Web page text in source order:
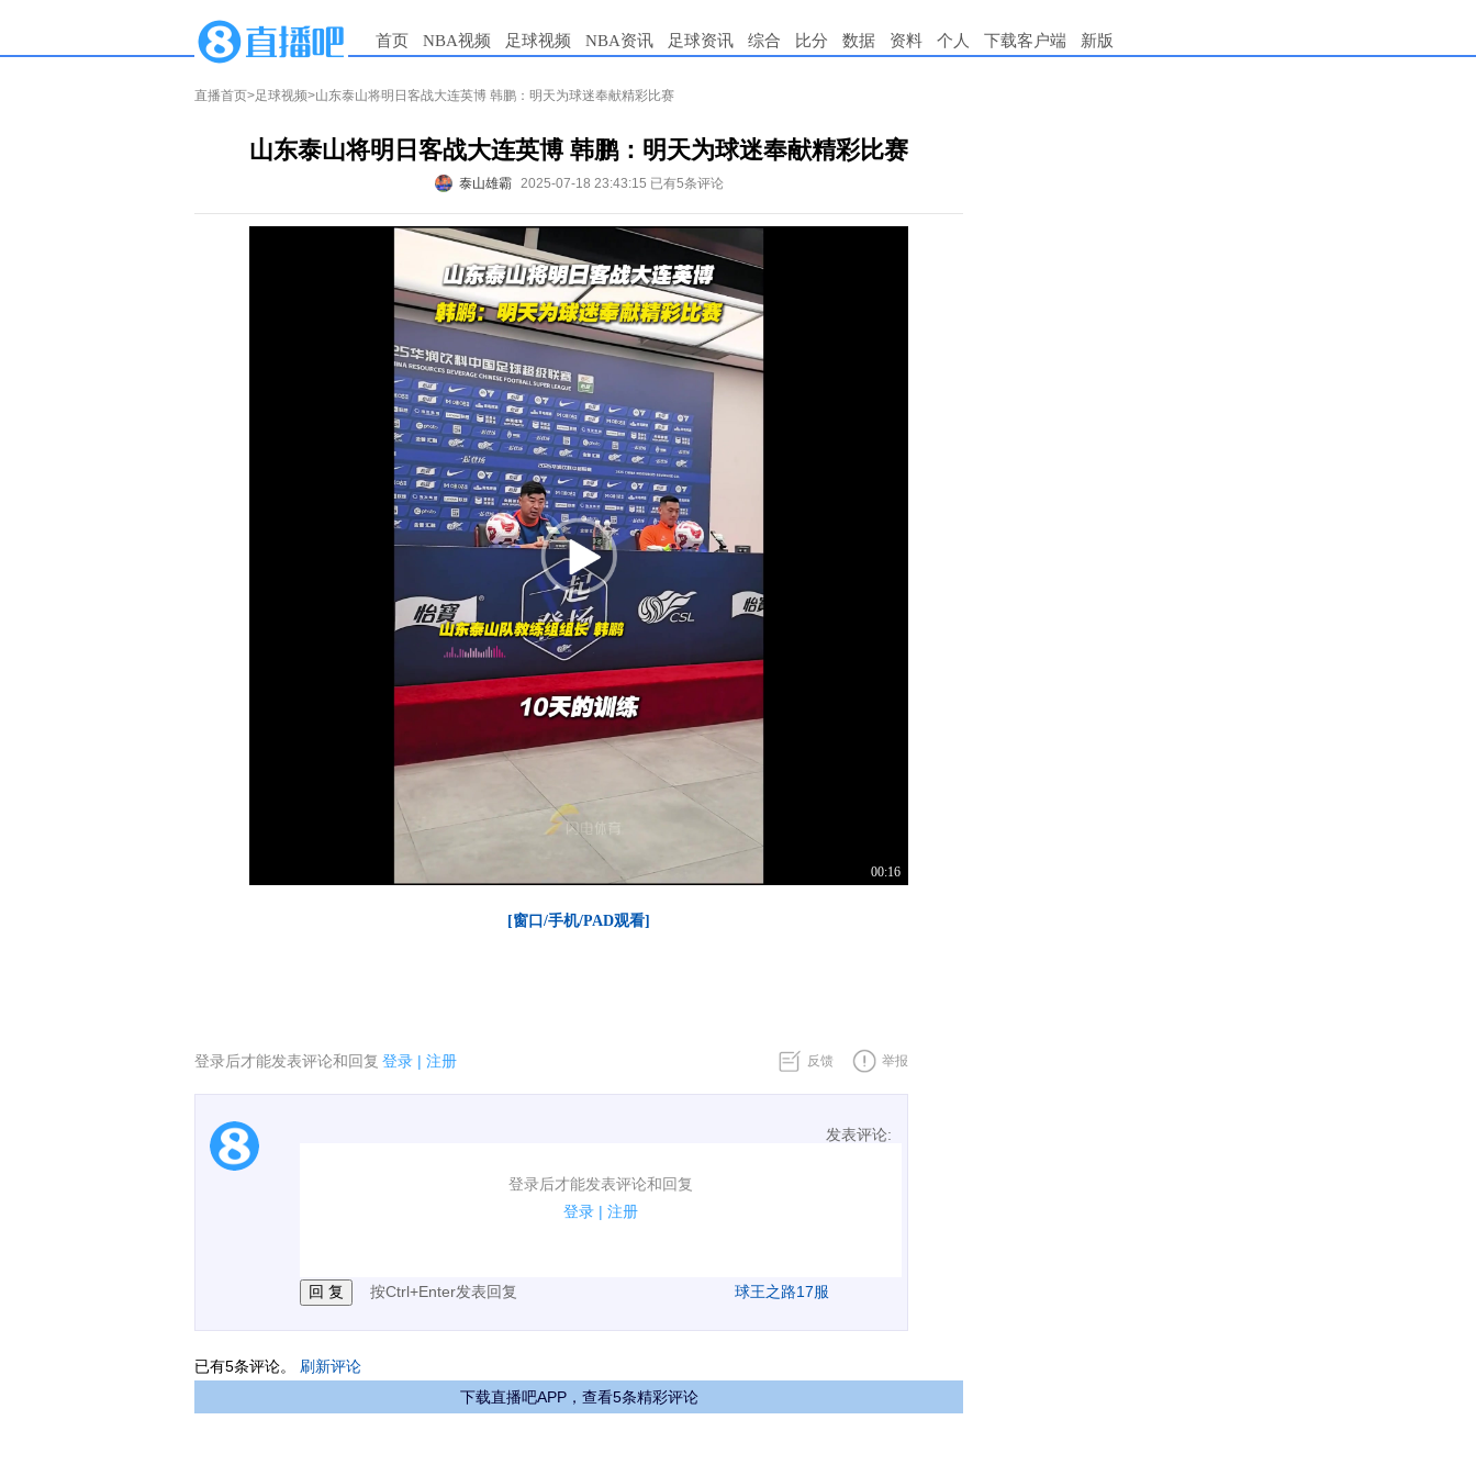
首页 NBA视频 足球视频 NBA资讯 足球资讯 综合 比分 数据 资料 个人 下载客户端 新版
直播首页>足球视频>山东泰山将明日客战大连英博 韩鹏：明天为球迷奉献精彩比赛
山东泰山将明日客战大连英博 韩鹏：明天为球迷奉献精彩比赛
泰山雄霸 2025-07-18 23:43:15 已有5条评论
00:16
[窗口/手机/PAD观看]
登录后才能发表评论和回复 登录 | 注册 反馈 举报
发表评论:
登录后才能发表评论和回复
登录 | 注册
1.电脑端新用户可以发表评论了！
按Ctrl+Enter发表回复 球王之路17服
已有5条评论。 刷新评论
下载直播吧APP，查看5条精彩评论